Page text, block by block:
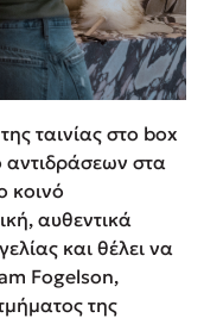
ταινίας στο box
αντιδράσεων στα
κοινό
αυθεντικά
και θέλει να
Fogelson,
της